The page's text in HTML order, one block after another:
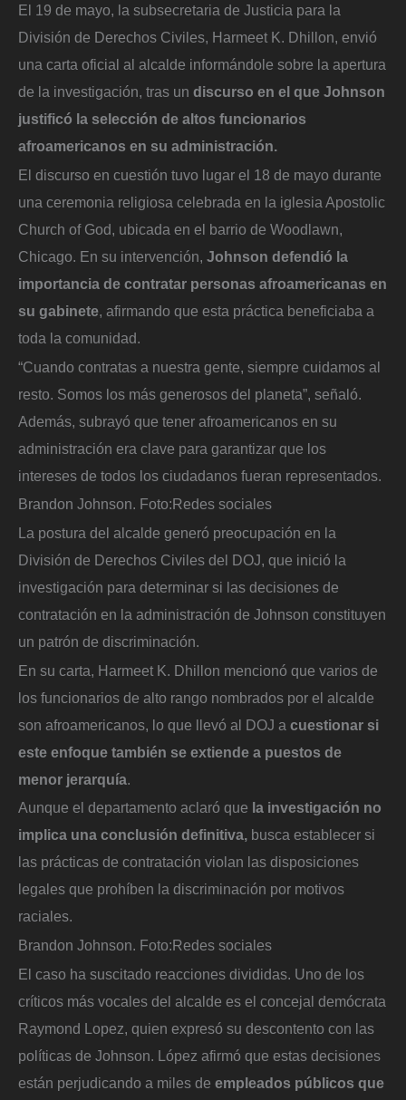
El 19 de mayo, la subsecretaria de Justicia para la
División de Derechos Civiles, Harmeet K. Dhillon, envió
una carta oficial al alcalde informándole sobre la apertura
de la investigación, tras un discurso en el que Johnson
justificó la selección de altos funcionarios
afroamericanos en su administración.
El discurso en cuestión tuvo lugar el 18 de mayo durante
una ceremonia religiosa celebrada en la iglesia Apostolic
Church of God, ubicada en el barrio de Woodlawn,
Chicago. En su intervención, Johnson defendió la
importancia de contratar personas afroamericanas en
su gabinete, afirmando que esta práctica beneficiaba a
toda la comunidad.
“Cuando contratas a nuestra gente, siempre cuidamos al
resto. Somos los más generosos del planeta”, señaló.
Además, subrayó que tener afroamericanos en su
administración era clave para garantizar que los
intereses de todos los ciudadanos fueran representados.
Brandon Johnson. Foto:Redes sociales
La postura del alcalde generó preocupación en la
División de Derechos Civiles del DOJ, que inició la
investigación para determinar si las decisiones de
contratación en la administración de Johnson constituyen
un patrón de discriminación.
En su carta, Harmeet K. Dhillon mencionó que varios de
los funcionarios de alto rango nombrados por el alcalde
son afroamericanos, lo que llevó al DOJ a cuestionar si
este enfoque también se extiende a puestos de
menor jerarquía
Aunque el departamento aclaró que la investigación no
implica una conclusión definitiva, busca establecer si
las prácticas de contratación violan las disposiciones
legales que prohíben la discriminación por motivos
raciales.
Brandon Johnson. Foto:Redes sociales
El caso ha suscitado reacciones divididas. Uno de los
críticos más vocales del alcalde es el concejal demócrata
Raymond Lopez, quien expresó su descontento con las
políticas de Johnson. López afirmó que estas decisiones
están perjudicando a miles de empleados públicos que